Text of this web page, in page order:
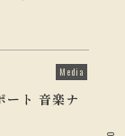
Media
ト 音楽ナ